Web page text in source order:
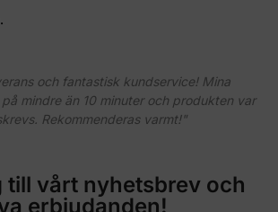
och fantastisk kundservice! Mina
mindre än 10 minuter och produkten var
Rekommenderas varmt!"
till vårt nyhetsbrev och
erbjudanden!